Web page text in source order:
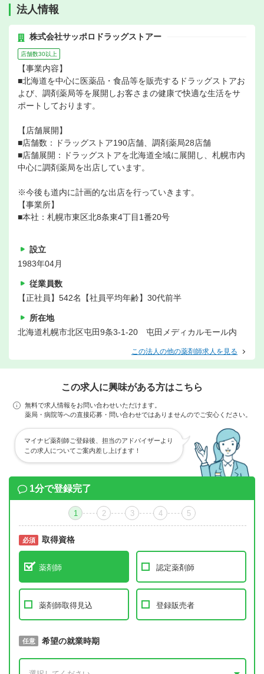
法人情報
株式会社サッポロドラッグストアー
店舗数30以上
【事業内容】
■北海道を中心に医薬品・食品等を販売するドラッグストアお
よび、調剤薬局等を展開しお客さまの健康で快適な生活をサ
ポートしております。
【店舗展開】
■店舗数：ドラッグストア190店舗、調剤薬局28店舗
■店舗展開：ドラッグストアを北海道全域に展開し、札幌市内
中心に調剤薬局を出店しています。
※今後も道内に計画的な出店を行っていきます。
【事業所】
■本社：札幌市東区北8条東4丁目1番20号
設立
1983年04月
従業員数
【正社員】542名【社員平均年齢】30代前半
所在地
北海道札幌市北区屯田9条3-1-20 屯田メディカルモール内
この法人の他の薬剤師求人を見る
この求人に興味がある方はこちら
無料で求人情報をお問い合わせいただけます。
薬局・病院等への直接応募・問い合わせではありませんのでご安心ください。
マイナビ薬剤師ご登録後、担当のアドバイザーより
この求人についてご案内差し上げます！
1分で登録完了
1 2 3 4 5
必須 取得資格
薬剤師 認定薬剤師
薬剤師取得見込 登録販売者
必須 取得予定年
任意 希望の就業時期